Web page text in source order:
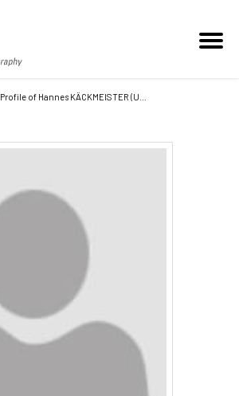
Profile of Hannes KÄCKMEISTER (Unilu)